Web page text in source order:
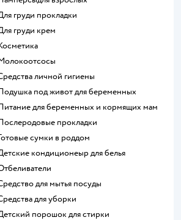
для груди прокладки
для груди крем
косметика
Молокоотсосы
средства личной гигиены
подушка под живот для беременных
питание для беременных и кормящих мам
послеродовые прокладки
готовые сумки в роддом
детские кондиционеыр для белья
отбеливатели
средство для мытья посуды
средства для уборки
детский порошок для стирки